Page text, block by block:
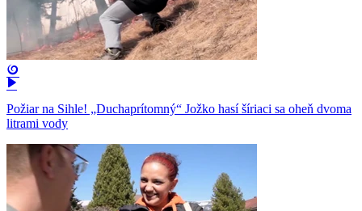
Požiar na Sihle! „Duchaprítomný“ Jožko hasí šíriaci sa oheň dvoma
litrami vody